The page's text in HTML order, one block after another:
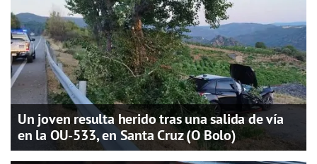
Un joven resulta herido tras una salida de vía
en la OU-533, en Santa Cruz (O Bolo)